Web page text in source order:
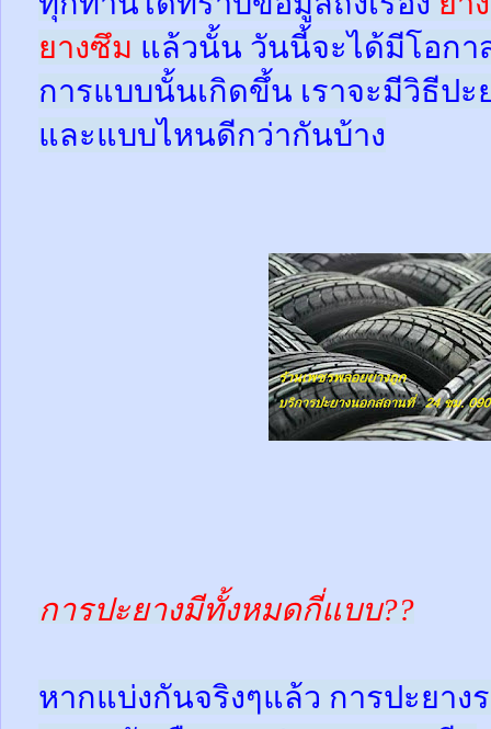
ยางซึม แล้วนั้น วันนี้จะได้มีโอกา
การแบบนั้นเกิดขึ้น เราจะมีวิธีปะ
และแบบไหนดีกว่ากันบ้าง
การปะยางมีทั้งหมดกี่แบบ??
หากแบ่งกันจริงๆแล้ว การปะยาง